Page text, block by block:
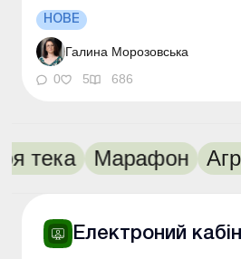
періоди підприємству вже можна
донарахувань після спливу строку
ПКУ? Чи справді з серпня 2026
Галина Морозовська
НОВЕ
0 5 686
Моя тека
Електроний